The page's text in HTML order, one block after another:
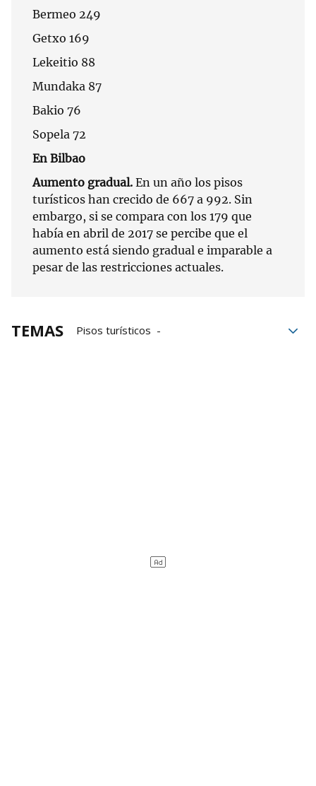
Bermeo 249
Getxo 169
Lekeitio 88
Mundaka 87
Bakio 76
Sopela 72
En Bilbao
Aumento gradual. En un año los pisos
turísticos han crecido de 667 a 992. Sin
embargo, si se compara con los 179 que
había en abril de 2017 se percibe que el
aumento está siendo gradual e imparable a
pesar de las restricciones actuales.
TEMAS
Pisos turísticos